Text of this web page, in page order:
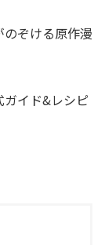
ぞける原作漫
イド&レシピ